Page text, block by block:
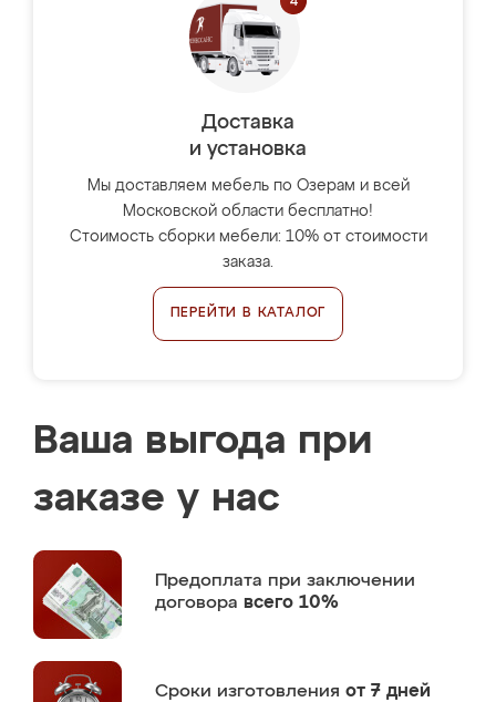
Доставка
и установка
Мы доставляем мебель по Озерам и всей
Московской области бесплатно!
Стоимость сборки мебели: 10% от стоимости
заказа.
ПЕРЕЙТИ В КАТАЛОГ
Ваша выгода при
заказе у нас
Предоплата при заключении
договора всего 10%
Сроки изготовления от 7 дней